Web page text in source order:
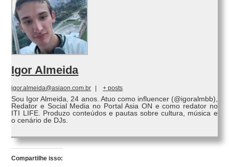
Igor Almeida
igor.almeida@asiaon.com.br | + posts
Sou Igor Almeida, 24 anos. Atuo como influencer (@igoralmbb),
Redator e Social Media no Portal Asia ON e como redator no
ITI LIFE. Produzo conteúdos e pautas sobre cultura, música e
o cenário de DJs.
Compartilhe isso: